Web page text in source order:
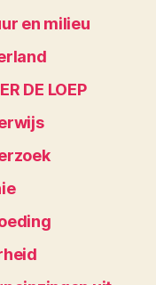
en milieu
DE LOEP